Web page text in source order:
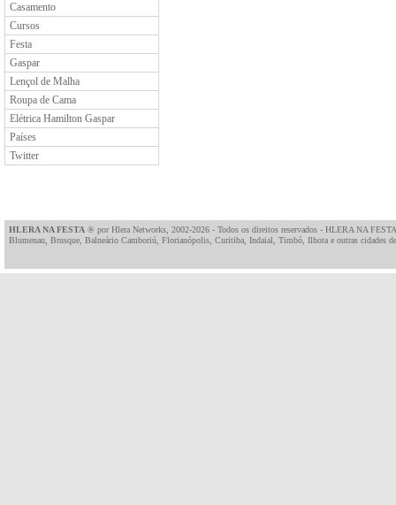
Casamento
Cursos
Festa
Gaspar
Lençol de Malha
Roupa de Cama
Elétrica Hamilton Gaspar
Países
Twitter
HLERA NA FESTA ® porHlera Networks , 2002-2026 - Todos os direitos reservados - HLERA NA
Blumenau, Brusque, Balneário Camboriú, Florianópolis, Curitiba, Indaial, Timbó, Ilhota e outras cidades